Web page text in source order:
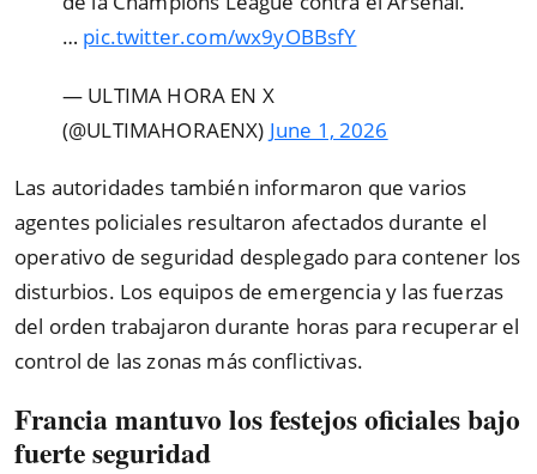
… pic.twitter.com/wx9yOBBsfY
— ULTIMA HORA EN X
(@ULTIMAHORAENX) June 1, 2026
Las autoridades también informaron que varios
agentes policiales resultaron afectados durante el
operativo de seguridad desplegado para contener los
disturbios. Los equipos de emergencia y las fuerzas
del orden trabajaron durante horas para recuperar el
control de las zonas más conflictivas.
Francia mantuvo los festejos oficiales bajo
fuerte seguridad